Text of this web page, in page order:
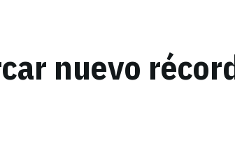
nuevo